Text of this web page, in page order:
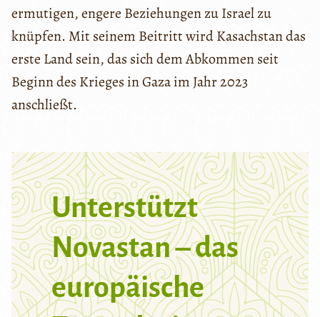
ermutigen, engere Beziehungen zu Israel zu
knüpfen. Mit seinem Beitritt wird Kasachstan das
erste Land sein, das sich dem Abkommen seit
Beginn des Krieges in Gaza im Jahr 2023
anschließt.
Unterstützt
Novastan – das
europäische